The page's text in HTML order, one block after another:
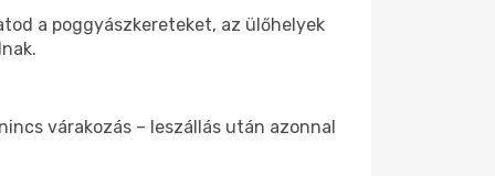
a poggyászkereteket, az ülőhelyek
várakozás – leszállás után azonnal